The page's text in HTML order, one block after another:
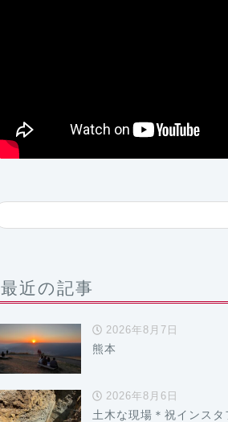
最近の記事
2026年8月7日
熊本
2026年8月6日
土木な現場＊祝インスタ